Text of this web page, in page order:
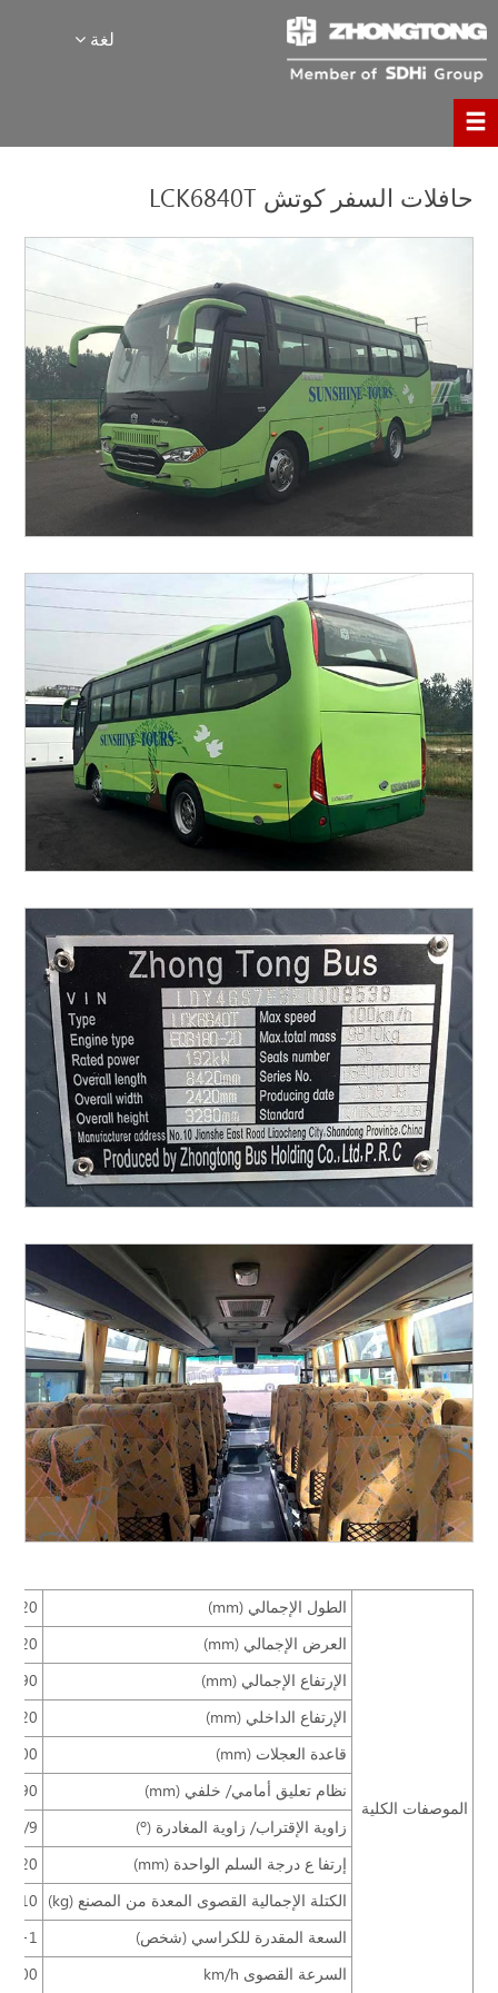
لغة
حافلات السفر كوتش LCK6840T
الموصفات الكلية
الطول الإجمالي (mm)
8420
العرض الإجمالي (mm)
2420
الإرتفاع الإجمالي (mm)
3290
الإرتفاع الداخلي (mm)
1920
قاعدة العجلات (mm)
4000
نظام تعليق أمامي/ خلفي (mm)
زاوية الإقتراب/ زاوية المغادرة (º)
12/9
إرتفا ع درجة السلم الواحدة (mm)
420
الكتلة الإجمالية القصوى المعدة من المصنع (kg)
9810
السعة المقدرة للكراسي (شخص)
34+1
السرعة القصوى km/h
100